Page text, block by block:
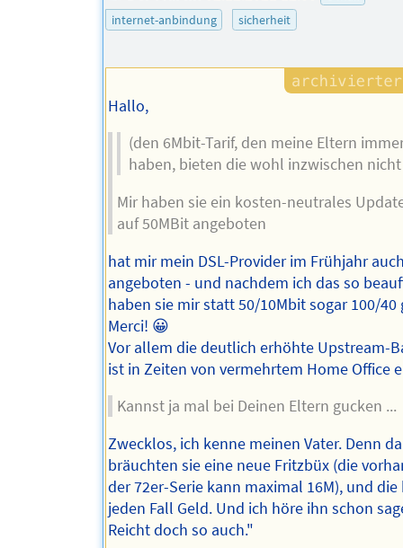
internet-anbindung
sicherheit
Hallo,
(den 6Mbit-Tarif, den meine Eltern
haben, bieten die wohl inzwischen
Mir haben sie ein kosten-neutrales
auf 50MBit angeboten
hat mir mein DSL-Provider im Frühjahr
angeboten - und nachdem ich das so
haben sie mir statt 50/10Mbit sogar 100/40
Merci! 😀
Vor allem die deutlich erhöhte Upstream-
ist in Zeiten von vermehrtem Home Office
Kannst ja mal bei Deinen Eltern gucken ...
Zwecklos, ich kenne meinen Vater. Denn
bräuchten sie eine neue Fritzbüx (die
der 72er-Serie kann maximal 16M), und
jeden Fall Geld. Und ich höre ihn schon
Reicht doch so auch."